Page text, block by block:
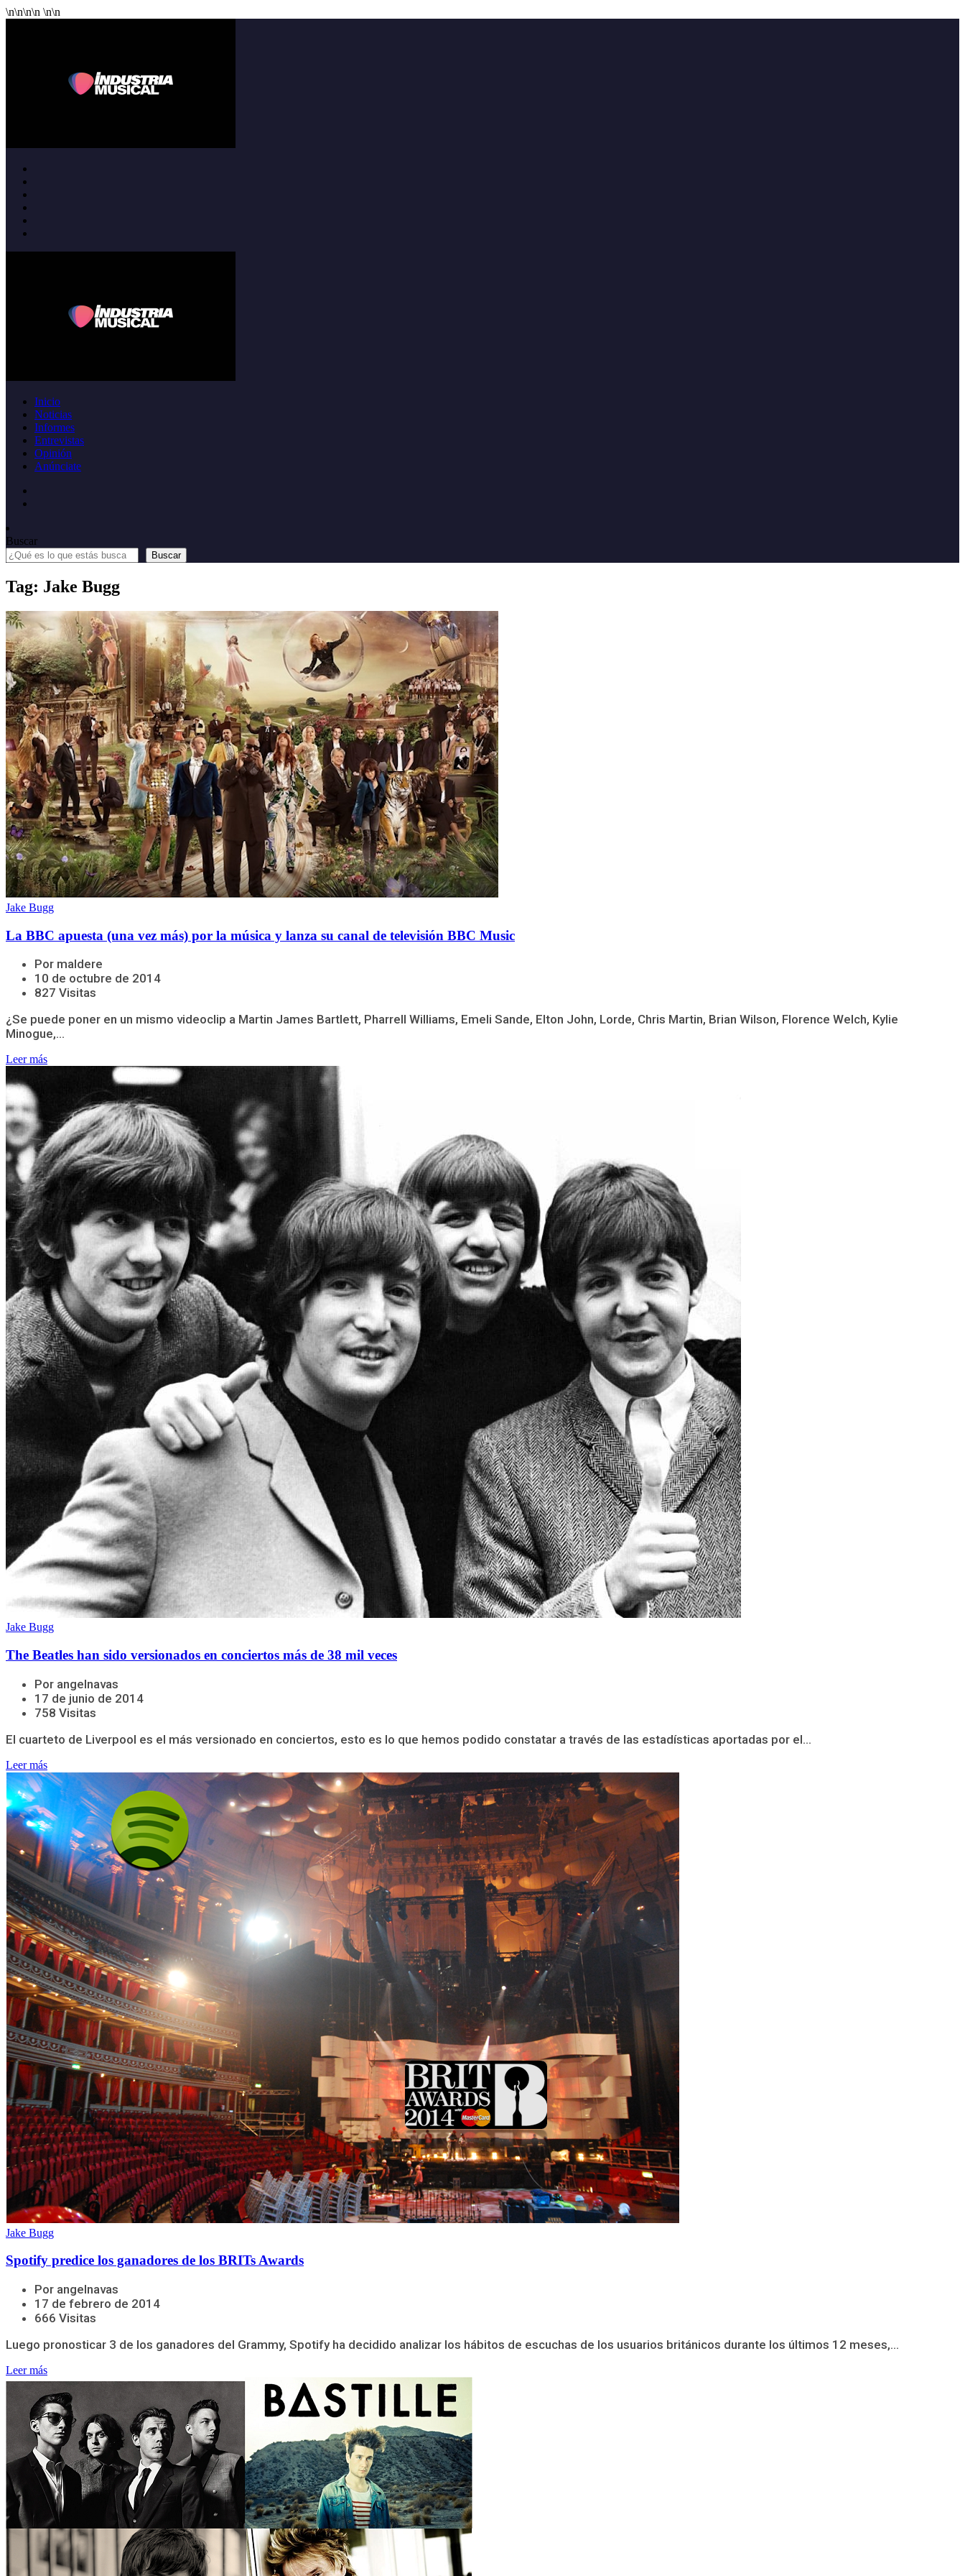
\n\n\n\n \n\n
Inicio
Noticias
Informes
Entrevistas
Opinión
Anúnciate
Buscar
Buscar
Tag: Jake Bugg
Jake Bugg
La BBC apuesta (una vez más) por la música y lanza su canal de televisión BBC Music
Por maldere
10 de octubre de 2014
827 Visitas
¿Se puede poner en un mismo videoclip a Martin James Bartlett, Pharrell Williams, Emeli Sande, Elton John, Lorde, Chris Martin, Brian Wilson, Florence Welch, Kylie
Minogue,...
Leer más
Jake Bugg
The Beatles han sido versionados en conciertos más de 38 mil veces
Por angelnavas
17 de junio de 2014
758 Visitas
El cuarteto de Liverpool es el más versionado en conciertos, esto es lo que hemos podido constatar a través de las estadísticas aportadas por el...
Leer más
Jake Bugg
Spotify predice los ganadores de los BRITs Awards
Por angelnavas
17 de febrero de 2014
666 Visitas
Luego pronosticar 3 de los ganadores del Grammy, Spotify ha decidido analizar los hábitos de escuchas de los usuarios británicos durante los últimos 12 meses,...
Leer más